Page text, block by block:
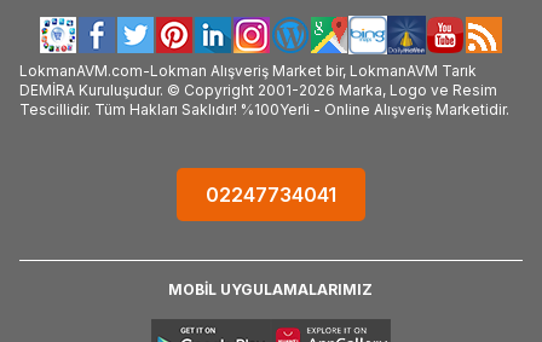
LokmanAVM.com-Lokman Alışveriş Market bir, LokmanAVM Tarık
DEMİRA Kuruluşudur. © Copyright 2001-2026 Marka, Logo ve Resim
Tescillidir. Tüm Hakları Saklıdır! %100Yerli - Online Alışveriş Marketidir.
02247734041
MOBİL UYGULAMALARIMIZ